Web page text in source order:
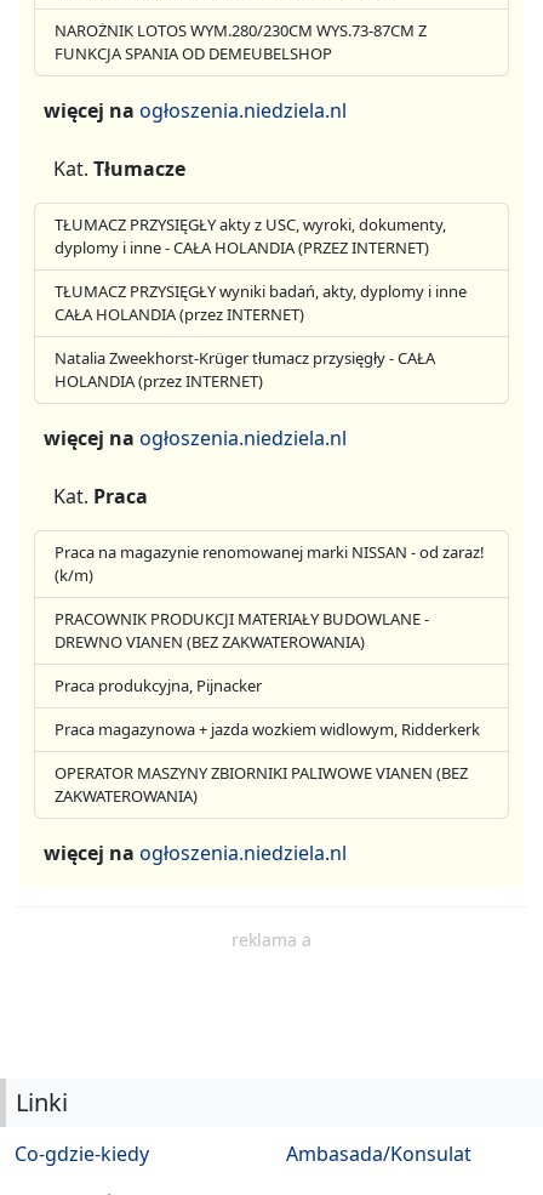
NAROŻNIK LOTOS WYM.280/230CM WYS.73-87CM Z
FUNKCJA SPANIA OD DEMEUBELSHOP
więcej na ogłoszenia.niedziela.nl
Kat. Tłumacze
TŁUMACZ PRZYSIĘGŁY akty z USC, wyroki, dokumenty,
dyplomy i inne - CAŁA HOLANDIA (PRZEZ INTERNET)
TŁUMACZ PRZYSIĘGŁY wyniki badań, akty, dyplomy i inne
CAŁA HOLANDIA (przez INTERNET)
Natalia Zweekhorst-Krüger tłumacz przysięgły - CAŁA
HOLANDIA (przez INTERNET)
więcej na ogłoszenia.niedziela.nl
Kat. Praca
Praca na magazynie renomowanej marki NISSAN - od zaraz!
(k/m)
PRACOWNIK PRODUKCJI MATERIAŁY BUDOWLANE -
DREWNO VIANEN (BEZ ZAKWATEROWANIA)
Praca produkcyjna, Pijnacker
Praca magazynowa + jazda wozkiem widlowym, Ridderkerk
OPERATOR MASZYNY ZBIORNIKI PALIWOWE VIANEN (BEZ
ZAKWATEROWANIA)
więcej na ogłoszenia.niedziela.nl
reklama a
Linki
Co-gdzie-kiedy
Ambasada/Konsulat